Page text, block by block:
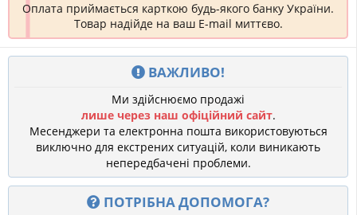
Оплата приймається карткою будь-якого банку України.
Товар надійде на ваш E-mail миттєво.
ВАЖЛИВО!
Ми здійснюємо продажі
лише через наш офіційний сайт.
Месенджери та електронна пошта використовуються
виключно для екстрених ситуацій, коли виникають
непередбачені проблеми.
ПОТРІБНА ДОПОМОГА?